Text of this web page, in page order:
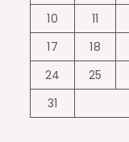
10
11
17
18
24
25
31